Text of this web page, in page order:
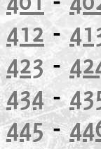
412 -
423-
434-
445-